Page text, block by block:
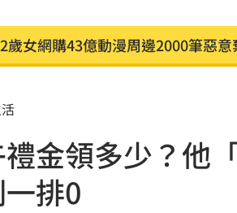
歲女網購43億動漫周邊2000筆惡意
社宅「只會新增3萬戶」 劉世芳說
海豚進逼北台灣 侯友宜令新北戒
光42／第五作戰區實施關鍵基礎設施
金領多少？他
排0